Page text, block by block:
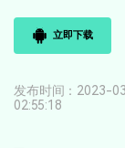
立即下载
发布时间：2023-
02:55:18